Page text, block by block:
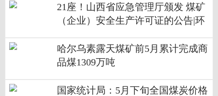
21座！山西省应急管理厅颁发 煤矿
（企业）安全生产许可证的公告|环
哈尔乌素露天煤矿前5月累计完成商
品煤1309万吨
国家统计局：5月下旬全国煤炭价格